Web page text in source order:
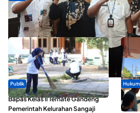
Dua Talenta Muda Ternate Wakili
Nusantara 2026
Publik
Bapas Kelas II Ternate Gandeng
Pemerintah Kelurahan Sangaji
Hukum